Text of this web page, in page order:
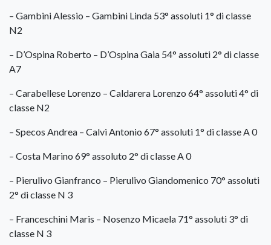
– Gambini Alessio – Gambini Linda 53° assoluti 1° di classe
N2
– D’Ospina Roberto – D’Ospina Gaia 54° assoluti 2° di classe
A7
– Carabellese Lorenzo – Caldarera Lorenzo 64° assoluti 4° di
classe N2
– Specos Andrea – Calvi Antonio 67° assoluti 1° di classe A 0
– Costa Marino 69° assoluto 2° di classe A 0
– Pierulivo Gianfranco – Pierulivo Giandomenico 70° assoluti
2° di classe N 3
– Franceschini Maris – Nosenzo Micaela 71° assoluti 3° di
classe N 3